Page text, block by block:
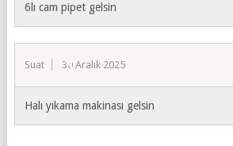
6lı cam pipet gelsin
Suat 30 Aralık 2025
Halı yıkama makinası gelsin